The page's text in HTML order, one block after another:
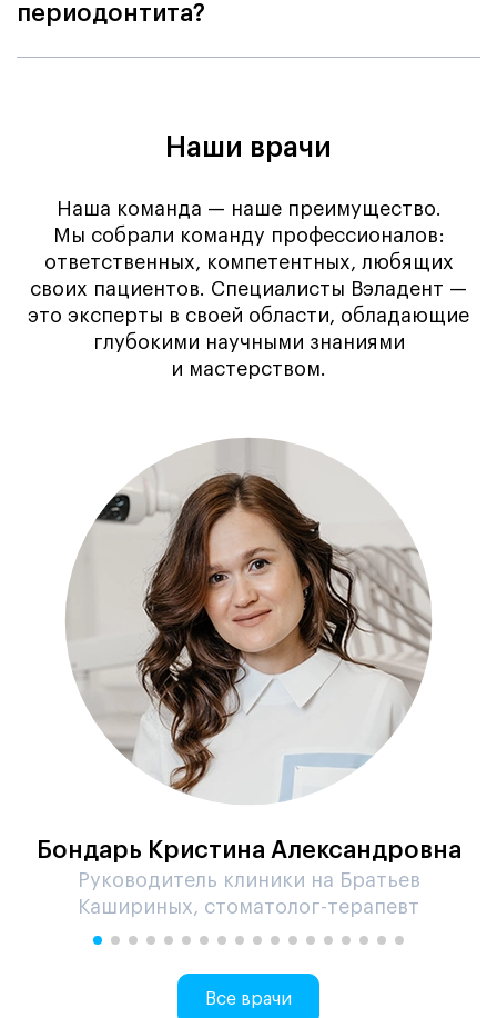
периодонтита?
Наши врачи
Наша команда — наше преимущество.
Мы собрали команду профессионалов:
ответственных, компетентных, любящих
своих пациентов. Специалисты Вэладент —
это эксперты в своей области, обладающие
глубокими научными знаниями
и мастерством.
Бондарь Кристина Александровна
Руководитель клиники на Братьев
Кашириных, стоматолог-терапевт
Все врачи